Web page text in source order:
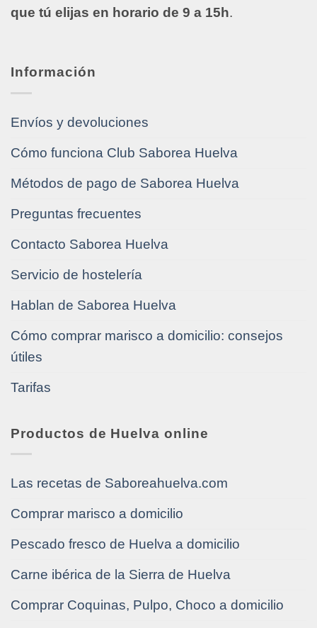
que tú elijas en horario de 9 a 15h.
Información
Envíos y devoluciones
Cómo funciona Club Saborea Huelva
Métodos de pago de Saborea Huelva
Preguntas frecuentes
Contacto Saborea Huelva
Servicio de hostelería
Hablan de Saborea Huelva
Cómo comprar marisco a domicilio: consejos
útiles
Tarifas
Productos de Huelva online
Las recetas de Saboreahuelva.com
Comprar marisco a domicilio
Pescado fresco de Huelva a domicilio
Carne ibérica de la Sierra de Huelva
Comprar Coquinas, Pulpo, Choco a domicilio